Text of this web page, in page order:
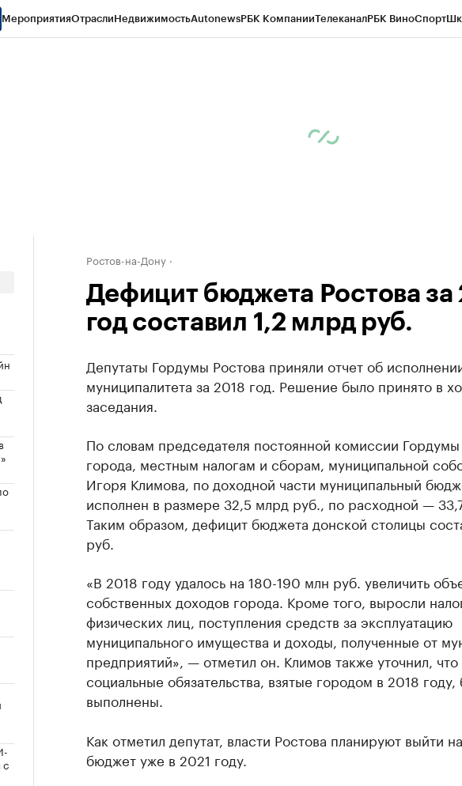
МероприятияОтраслиНедвижимостьAutonewsРБК КомпанииТелеканалРБК ВиноСпорт
с
Ростов-на-Дону
Дефицит бюджета Ростова за
год составил 1,2 млрд руб.
Депутаты Гордумы Ростова приняли отчет об
муниципалитета за 2018 год. Решение было принято в
заседания.
По словам председателя постоянной комиссии
города, местным налогам и сборам, муниципальной
Игоря Климова, по доходной части муниципальный
исполнен в размере 32,5 млрд руб., по расходной —
Таким образом, дефицит бюджета донской столицы
руб.
«В 2018 году удалось на 180-190 млн руб. увеличить
собственных доходов города. Кроме того, выросли
физических лиц, поступления средств за эксплуатацию
муниципального имущества и доходы, полученные от
предприятий», — отметил он. Климов также уточнил, что
социальные обязательства, взятые городом в 2018 году,
выполнены.
Как отметил депутат, власти Ростова планируют выйти
бюджет уже в 2021 году.